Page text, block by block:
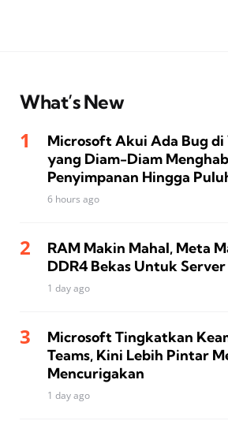
What’s New
Microsoft Akui Ada Bug di
yang Diam-Diam
Penyimpanan Hingga
6 hours ago
RAM Makin Mahal, Meta
DDR4 Bekas Untuk
1 day ago
Microsoft Tingkatkan
Teams, Kini Lebih Pintar
Mencurigakan
1 day ago